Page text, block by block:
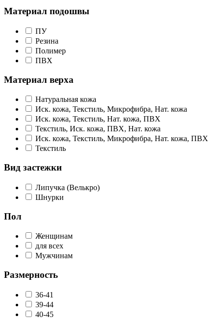
Материал подошвы
ПУ
Резина
Полимер
ПВХ
Материал верха
Натуральная кожа
Иск. кожа, Текстиль, Микрофибра, Нат. кожа
Иск. кожа, Текстиль, Нат. кожа, ПВХ
Текстиль, Иск. кожа, ПВХ, Нат. кожа
Иск. кожа, Текстиль, Микрофибра, Нат. кожа, ПВХ
Текстиль
Вид застежки
Липучка (Велькро)
Шнурки
Пол
Женщинам
для всех
Мужчинам
Размерность
36-41
39-44
40-45